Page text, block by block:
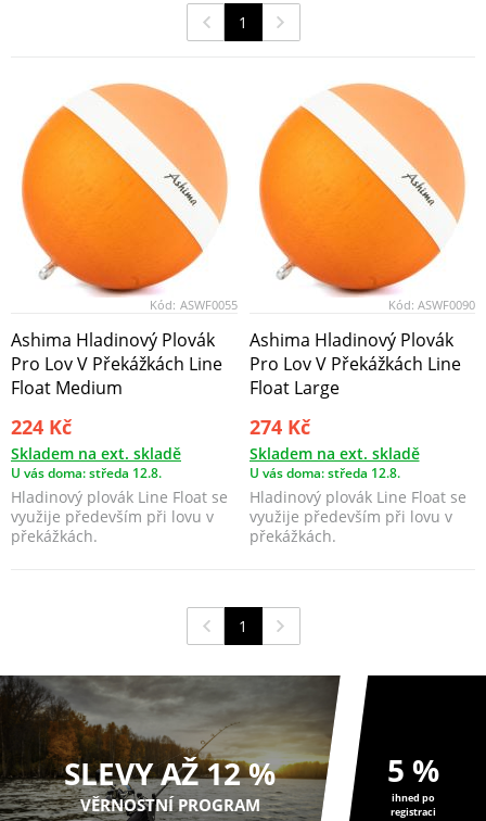
1
Kód: ASWF0055
Ashima Hladinový Plovák
Pro Lov V Překážkách Line
Float Medium
224 Kč
Skladem na ext. skladě
U vás doma: středa 12.8.
Hladinový plovák Line Float se
využije především při lovu v
překážkách.
Kód: ASWF0090
Ashima Hladinový Plovák
Pro Lov V Překážkách Line
Float Large
274 Kč
Skladem na ext. skladě
U vás doma: středa 12.8.
Hladinový plovák Line Float se
využije především při lovu v
překážkách.
1
SLEVY AŽ 12 %
VĚRNOSTNÍ PROGRAM
5 %
ihned po
registraci